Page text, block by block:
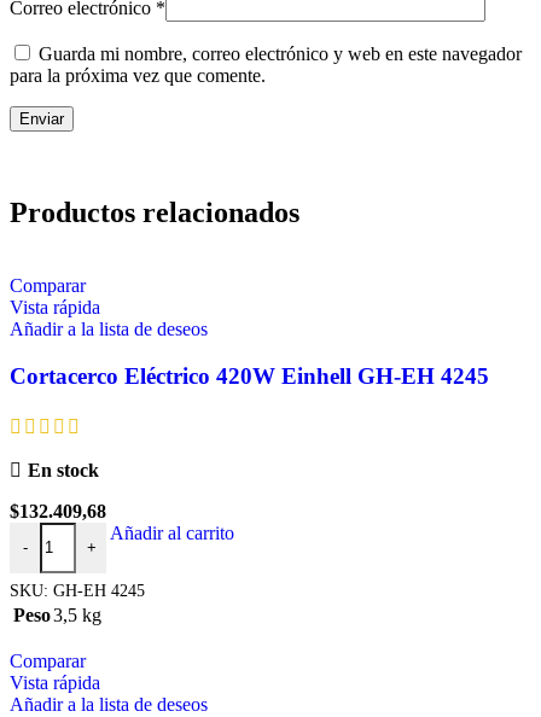
Correo electrónico *
Guarda mi nombre, correo electrónico y web en este navegador
para la próxima vez que comente.
Productos relacionados
Comparar
Vista rápida
Añadir a la lista de deseos
Cortacerco Eléctrico 420W Einhell GH-EH 4245
En stock
$132.409,68
- +
Añadir al carrito
SKU: GH-EH 4245
Peso3,5 kg
Comparar
Vista rápida
Añadir a la lista de deseos